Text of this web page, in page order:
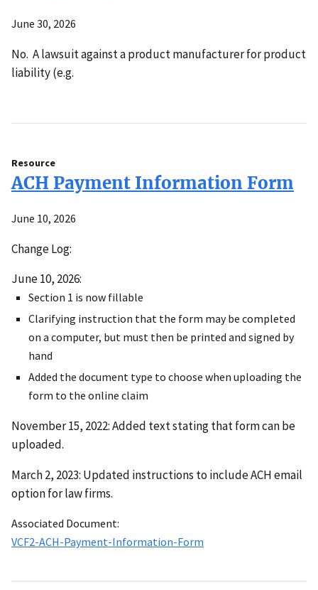
June 30, 2026
No. A lawsuit against a product manufacturer for product
liability (e.g.
Resource
ACH Payment Information Form
June 10, 2026
Change Log:
June 10, 2026:
Section 1 is now fillable
Clarifying instruction that the form may be completed
on a computer, but must then be printed and signed by
hand
Added the document type to choose when uploading the
form to the online claim
November 15, 2022: Added text stating that form can be
uploaded.
March 2, 2023: Updated instructions to include ACH email
option for law firms.
Associated Document:
VCF2-ACH-Payment-Information-Form